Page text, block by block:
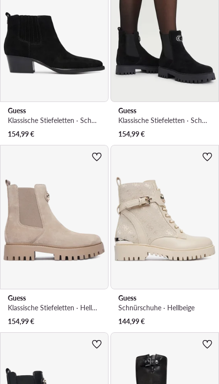
Guess
Klassische Stiefeletten · Schwarz · 4.5 cm
154,99€
Guess
Klassische Stiefeletten · Schwarz
154,99€
Guess
Klassische Stiefeletten · Hellbeige
154,99€
Guess
Schnürschuhe · Hellbeige
144,99€